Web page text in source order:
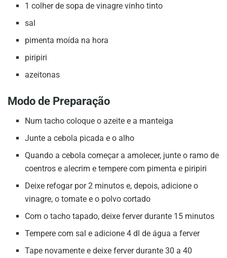
1 colher de sopa de vinagre vinho tinto
sal
pimenta moída na hora
piripiri
azeitonas
Modo de Preparação
Num tacho coloque o azeite e a manteiga
Junte a cebola picada e o alho
Quando a cebola começar a amolecer, junte o ramo de
coentros e alecrim e tempere com pimenta e piripiri
Deixe refogar por 2 minutos e, depois, adicione o
vinagre, o tomate e o polvo cortado
Com o tacho tapado, deixe ferver durante 15 minutos
Tempere com sal e adicione 4 dl de água a ferver
Tape novamente e deixe ferver durante 30 a 40